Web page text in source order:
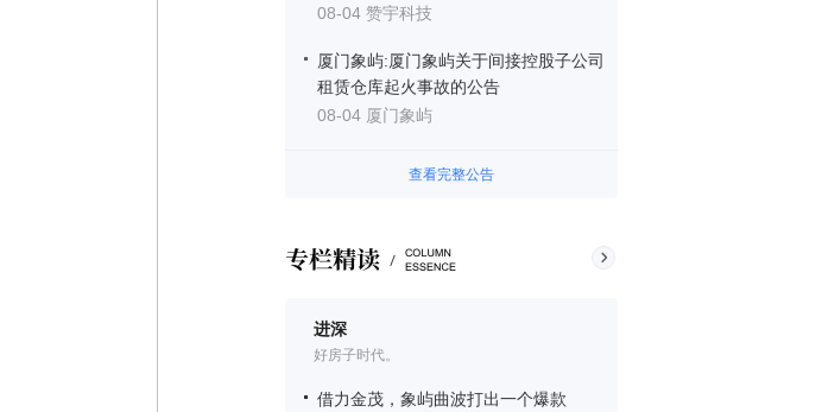
08-04 赞宇科技
厦门象屿:厦门象屿关于间接控股子公司
租赁仓库起火事故的公告
08-04 厦门象屿
查看完整公告
进深
好房子时代。
借力金茂，象屿曲波打出一个爆款